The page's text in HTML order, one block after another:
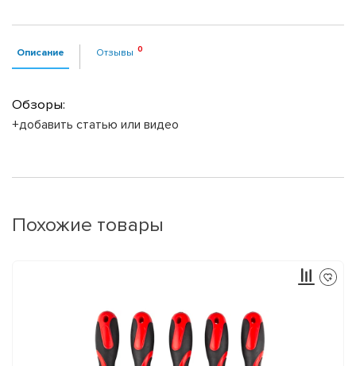
Описание Отзывы
Обзоры:
+добавить статью или видео
Похожие товары